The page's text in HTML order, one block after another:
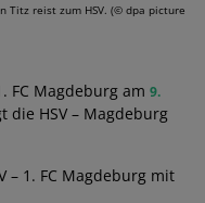
Titz reist zum HSV. (© dpa picture
FC Magdeburg am 9.
die HSV – Magdeburg
– 1. FC Magdeburg mit